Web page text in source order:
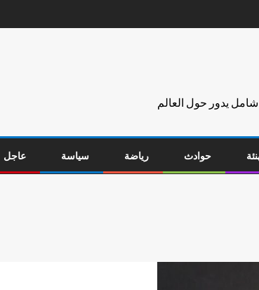
يدور حول العالم
حوادث رياضة سياسة عاجل